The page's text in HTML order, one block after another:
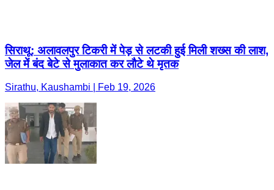
सिराथू: अलावलपुर टिकरी में पेड़ से लटकी हुई मिली शख्स की लाश,
जेल में बंद बेटे से मुलाकात कर लौटे थे मृतक
Sirathu, Kaushambi | Feb 19, 2026